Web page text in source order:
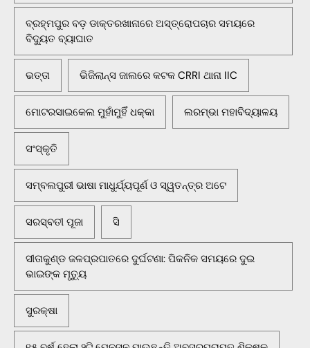
ବ୍ରହ୍ମପୁର ବଡ଼ ଡାକ୍ତରଖାନାରେ ଅସ୍ତ୍ରୋପଚାର ସମୟରେ
ବିଦ୍ୟୁତ ବ୍ୟାଘାତ
ଭତ୍ତା ଭିଜିଲାନ୍ସ ଜାଲରେ କଟକ CRRI ଥାନା IIC
ମୋଟରସାଇକେଲ ମୁହାଁମୁହିଁ ଧକ୍କା ଲରମ୍ଭା ମହାବିଦ୍ୟାଳୟ
ସଂସ୍କୃତି
ସମ୍ବଲପୁରୀ ଭାଷା ମାଧୁର୍ଯ୍ୟପୂର୍ଣ ଓ ସ୍ୱତନ୍ତ୍ର ଅଟେ
ସରସ୍ବତୀ ପୂଜା ସି
ସୀତାକୁଣ୍ଡ ଜଳପ୍ରପାତରେ ଦୁର୍ଘଟଣା: ପିକନିକ ସମୟରେ ଦୁଇ
ଭାଇଙ୍କ ମୃତ୍ୟୁ
ସୁରକ୍ଷା